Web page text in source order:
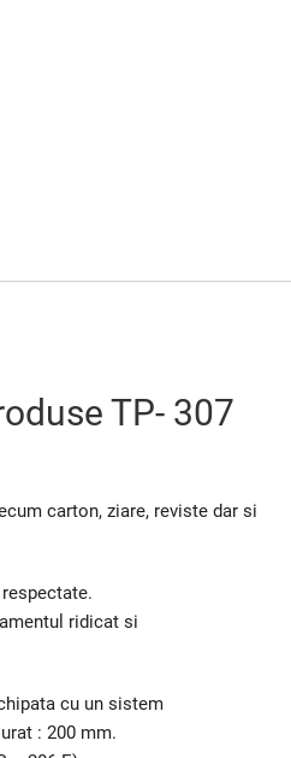
TP- 307
carton, ziare, reviste dar si
ridicat si
cu un sistem
: 200 mm.